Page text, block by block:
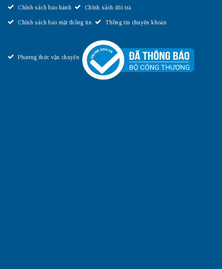
Chính sách bảo hành Chính sách đổi trả
Chính sách bảo mật thông tin Thông tin chuyển khoản
Phương thức vận chuyển